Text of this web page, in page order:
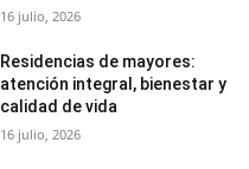
16 julio, 2026
Residencias de mayores:
atención integral, bienestar y
calidad de vida
16 julio, 2026